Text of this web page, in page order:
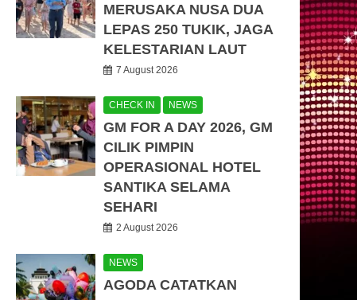
MERUSAKA NUSA DUA
LEPAS 250 TUKIK, JAGA
KELESTARIAN LAUT
7 August 2026
CHECK IN NEWS
GM FOR A DAY 2026, GM
CILIK PIMPIN
OPERASIONAL HOTEL
SANTIKA SELAMA
SEHARI
2 August 2026
NEWS
AGODA CATATKAN